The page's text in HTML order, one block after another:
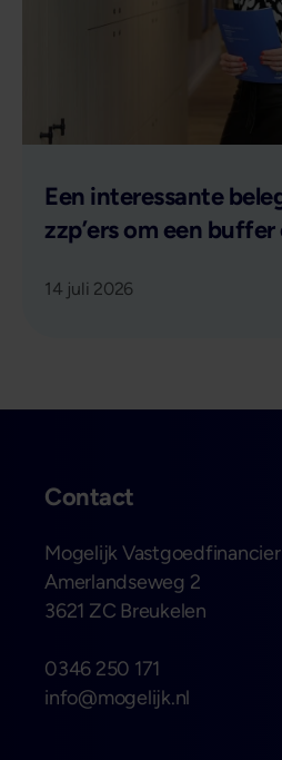
Lees verder
Een interessante
zzp’ers om een
14 juli 2026
Contact
Mogelijk
Amerlandseweg 2
3621 ZC Breukelen
0346 250 171
info@mogelijk.nl